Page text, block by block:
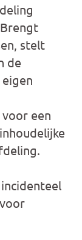
stelt
de
een